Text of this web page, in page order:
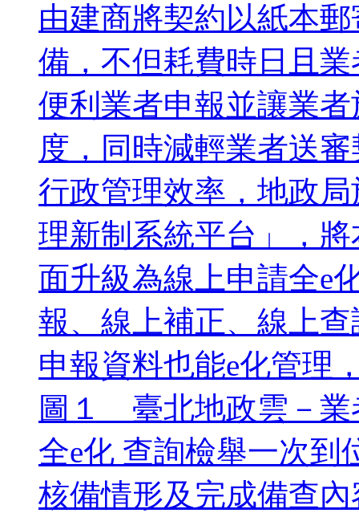
由建商將契約以紙本
備，不但耗費時日且
便利業者申報並讓業
度，同時減輕業者送
行政管理效率，地政
理新制系統平台」，
面升級為線上申請全e
報、線上補正、線上
申報資料也能e化管理
圖１ 臺北地政雲－業
全e化 查詢檢舉一次
核備情形及完成備查